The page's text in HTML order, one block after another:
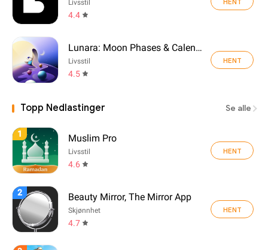
Livsstil
4.4
Lunara: Moon Phases & Calendar
Livsstil
4.5
HENT
Topp Nedlastinger Se alle
1 Muslim Pro
Livsstil
4.6
HENT
2 Beauty Mirror, The Mirror App
Skjønnhet
4.7
HENT